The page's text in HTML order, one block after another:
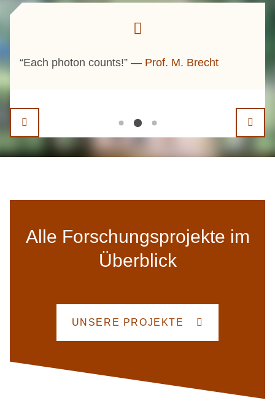
“Each photon counts!” — Prof. M. Brecht
Alle Forschungsprojekte im
Überblick
UNSERE PROJEKTE